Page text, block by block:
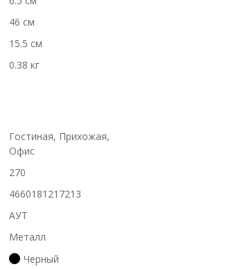
46 см
15.5 см
0.38 кг
Гостиная, Прихожая,
Офис
270
4660181217213
АУТ
Металл
Черный